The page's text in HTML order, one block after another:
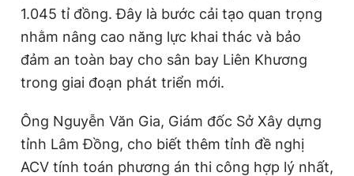
1.045 tỉ đồng. Đây là bước cải tạo quan trọng
nhằm nâng cao năng lực khai thác và bảo
đảm an toàn bay cho sân bay Liên Khương
trong giai đoạn phát triển mới.
Ông Nguyễn Văn Gia, Giám đốc Sở Xây dựng
tỉnh Lâm Đồng, cho biết thêm tỉnh đề nghị
ACV tính toán phương án thi công hợp lý nhất,